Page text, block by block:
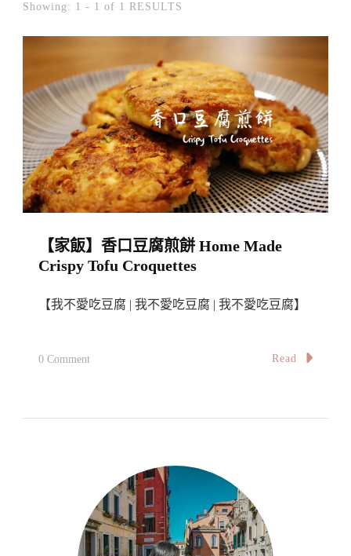
Showing: 1 - 1 of 1 RESULTS
【家飯】香口豆腐煎餅 Home Made
Crispy Tofu Croquettes
【我不愛吃豆腐 | 我不愛吃豆腐 | 我不愛吃豆腐】
0 CommentOn
煎
餅
Read